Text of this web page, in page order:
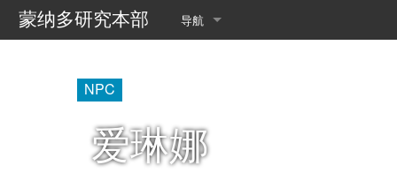
蒙纳多研究本部 导航
随机页面
NPC
爱琳娜